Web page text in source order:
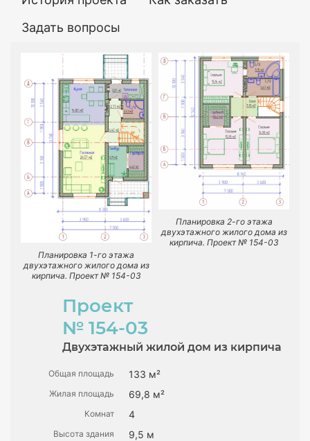
Задать вопросы
Планировка 1-го этажа
двухэтажного жилого дома из
кирпича. Проект № 154-03
Планировка 2-го этажа
двухэтажного жилого дома из
кирпича. Проект № 154-03
Проект
№ 154-03
Двухэтажный жилой дом из кирпича
Общая площадь 133 м²
Жилая площадь 69,8 м²
Комнат 4
Высота здания 9,5 м